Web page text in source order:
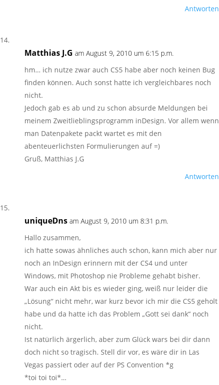
Antworten
Matthias J.G am August 9, 2010 um 6:15 p.m.
hm… ich nutze zwar auch CS5 habe aber noch keinen Bug
finden können. Auch sonst hatte ich vergleichbares noch
nicht.
Jedoch gab es ab und zu schon absurde Meldungen bei
meinem Zweitlieblingsprogramm inDesign. Vor allem wenn
man Datenpakete packt wartet es mit den
abenteuerlichsten Formulierungen auf =)
Gruß, Matthias J.G
Antworten
uniqueDns am August 9, 2010 um 8:31 p.m.
Hallo zusammen,
ich hatte sowas ähnliches auch schon, kann mich aber nur
noch an InDesign erinnern mit der CS4 und unter
Windows, mit Photoshop nie Probleme gehabt bisher.
War auch ein Akt bis es wieder ging, weiß nur leider die
„Lösung“ nicht mehr, war kurz bevor ich mir die CS5 geholt
habe und da hatte ich das Problem „Gott sei dank“ noch
nicht.
Ist natürlich ärgerlich, aber zum Glück wars bei dir dann
doch nicht so tragisch. Stell dir vor, es wäre dir in Las
Vegas passiert oder auf der PS Convention *g
*toi toi toi*…